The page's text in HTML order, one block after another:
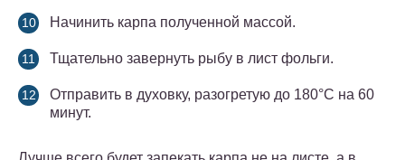
Начинить карпа полученной массой.
Тщательно завернуть рыбу в лист фольги.
Отправить в духовку, разогретую до 180°С на 60
минут.